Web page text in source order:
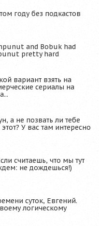
году без подкастов
and Bobuk had
pretty hard
вариант взять на
сериалы на
а не позвать ли тебе
У вас там интересно
считаешь, что мы тут
не дождешься!)
суток, Евгений.
логическому